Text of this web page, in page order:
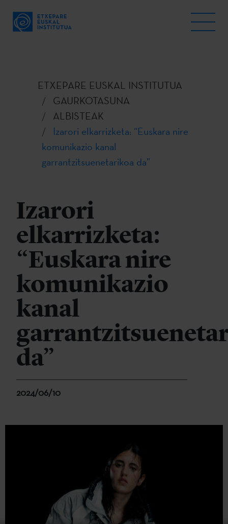
ETXEPARE EUSKAL INSTITUTUA
GAURKOTASUNA
ALBISTEAK
Izarori elkarrizketa: “Euskara nire
komunikazio kanal
garrantzitsuenetarikoa da”
Izarori
elkarrizketa:
“Euskara nire
komunikazio
kanal
da”
2024/06/10